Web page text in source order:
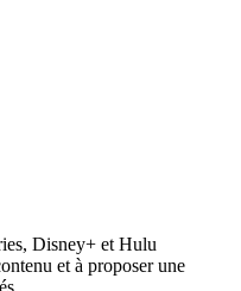
Disney+ et Hulu
et à proposer une